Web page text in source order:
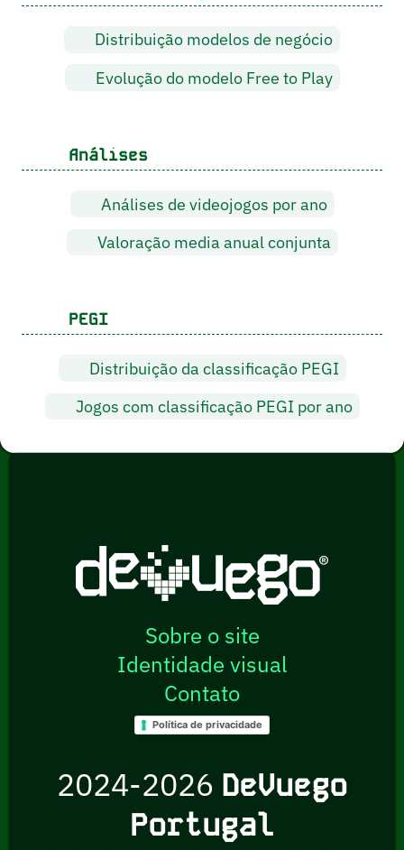
Distribuição modelos de negócio
Evolução do modelo Free to Play
Análises
Análises de videojogos por ano
Valoração media anual conjunta
PEGI
Distribuição da classificação PEGI
Jogos com classificação PEGI por ano
Sobre o site
Identidade visual
Contato
Política de privacidade
2024-2026 DeVuego
Portugal